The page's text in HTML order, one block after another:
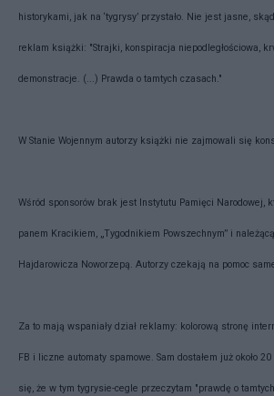
historykami, jak na ‘tygrysy’ przystało. Nie jest jasne,
reklam książki: "Strajki, konspiracja niepodległościowa,
demonstracje. (...) Prawda o tamtych czasach."
W Stanie Wojennym autorzy książki nie zajmowali się
Wśród sponsorów brak jest Instytutu Pamięci Narodowej,
panem Kracikiem, „Tygodnikiem Powszechnym” i
Hajdarowicza Noworzepą. Autorzy czekają na pomoc
Za to mają wspaniały dział reklamy: kolorową stronę
FB i liczne automaty spamowe. Sam dostałem już około
się, że w tym tygrysie-cegle przeczytam "prawdę o